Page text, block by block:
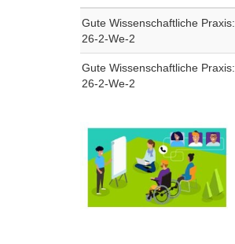
Gute Wissenschaftliche
26-2-We-2
Gute Wissenschaftliche
26-2-We-2